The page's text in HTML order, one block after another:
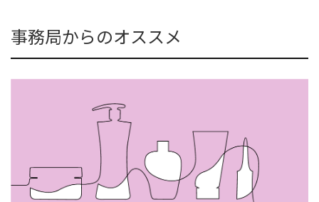
事務局からのオススメ